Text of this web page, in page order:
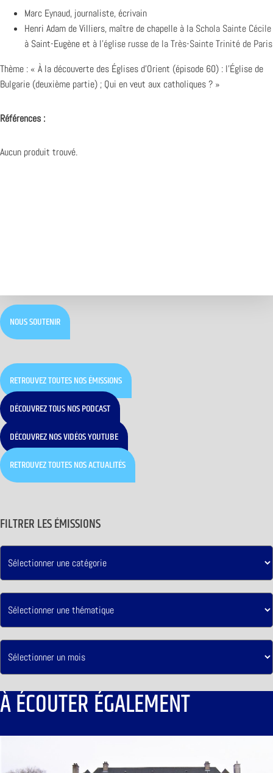
Marc Eynaud, journaliste, écrivain
Henri Adam de Villiers, maître de chapelle à la Schola Sainte Cécile
à Saint-Eugène et à l’église russe de la Très-Sainte Trinité de Paris
Thème : « À la découverte des Églises d’Orient (épisode 60) : l’Église de
Bulgarie (deuxième partie) ; Qui en veut aux catholiques ? »
Références :
Aucun produit trouvé.
NOUS SOUTENIR
RETROUVEZ TOUTES NOS ÉMISSIONS
DÉCOUVREZ TOUS NOS PODCAST
DÉCOUVREZ NOS VIDÉOS YOUTUBE
RETROUVEZ TOUTES NOS ACTUALITÉS
FILTRER LES ÉMISSIONS
À ÉCOUTER ÉGALEMENT